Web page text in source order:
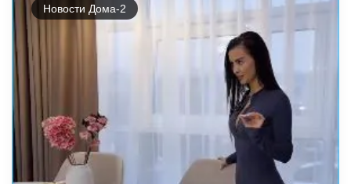
Новости Дома-2